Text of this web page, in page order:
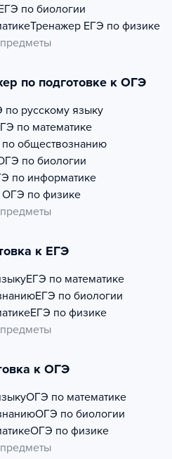
по биологии
Тренажер ЕГЭ по физике
по подготовке к ОГЭ
русскому языку
по математике
обществознанию
по биологии
по информатике
ОГЭ по физике
к ЕГЭ
ЕГЭ по математике
ЕГЭ по биологии
ЕГЭ по физике
к ОГЭ
ОГЭ по математике
ОГЭ по биологии
ОГЭ по физике